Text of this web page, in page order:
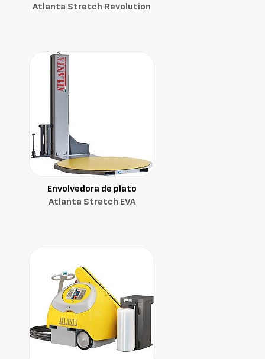
Atlanta Stretch Revolution
Envolvedora de plato
Atlanta Stretch EVA